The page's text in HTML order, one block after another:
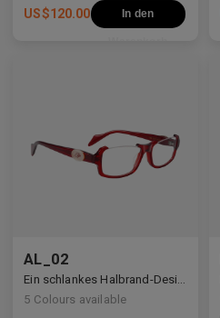
Premium-Titanlegierung
US$120.00 In den
AL_02
5 Colours available